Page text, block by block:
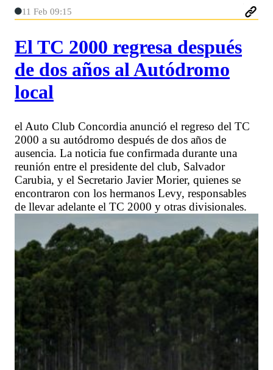
11 Feb 09:15
El TC 2000 regresa después
de dos años al Autódromo
local
el Auto Club Concordia anunció el regreso del TC
2000 a su autódromo después de dos años de
ausencia. La noticia fue confirmada durante una
reunión entre el presidente del club, Salvador
Carubia, y el Secretario Javier Morier, quienes se
encontraron con los hermanos Levy, responsables
de llevar adelante el TC 2000 y otras divisionales.